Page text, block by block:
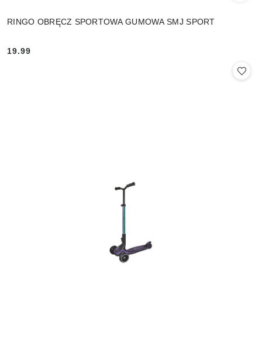
RINGO OBRĘCZ SPORTOWA GUMOWA SMJ SPORT
Cena:
19.99